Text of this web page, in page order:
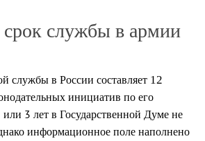
срок службы в армии
службы в России составляет 12
инициатив по его
3 лет в Государственной Думе не
информационное поле наполнено